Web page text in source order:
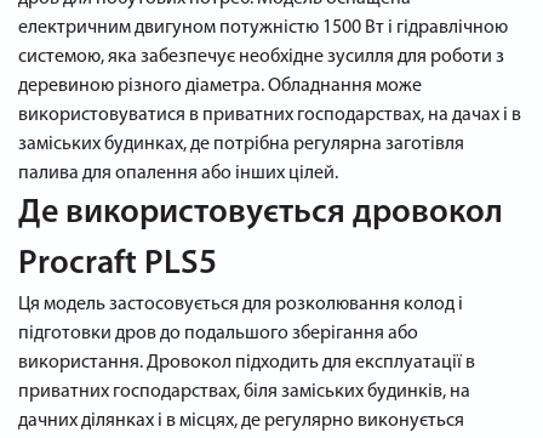
електричним двигуном потужністю 1500 Вт і гідравлічною
системою, яка забезпечує необхідне зусилля для роботи з
деревиною різного діаметра. Обладнання може
використовуватися в приватних господарствах, на дачах і в
заміських будинках, де потрібна регулярна заготівля
палива для опалення або інших цілей.
Де використовується дровокол
Procraft PLS5
Ця модель застосовується для розколювання колод і
підготовки дров до подальшого зберігання або
використання. Дровокол підходить для експлуатації в
приватних господарствах, біля заміських будинків, на
дачних ділянках і в місцях, де регулярно виконується